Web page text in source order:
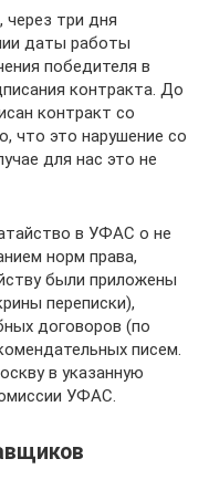
три дня
даты работы
победителя в
контракта. До
контракт со
что это нарушение со
для нас это не
в УФАС о не
норм права,
были приложены
переписки),
договоров (по
писем.
в указанную
УФАС.